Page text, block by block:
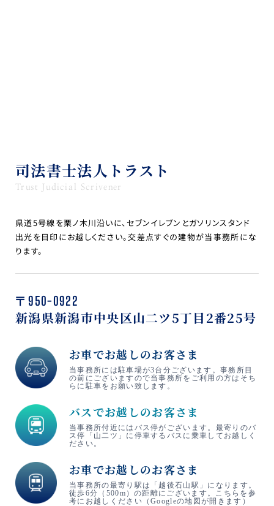
司法書士法人トラスト
Trust Judicial Scrivener
県道5号線を栗ノ木川沿いに、セブンイレブンとガソリンスタンド
出光を目印にお越しください。交差点すぐの建物が当事務所にな
ります。
〒950-0922
新潟県新潟市中央区山二ツ5丁目2番25号
お車でお越しのお客さま
当事務所には駐車場が3台分ございます。事務所目
の前にございますので当事務所をご利用の方はそち
らに駐車をお願い致します。
バスでお越しのお客さま
当事務所付近にはバス停がございます。最寄りのバ
ス停「山二ツ」に停車するバスに乗車してお越しく
ださい。
お車でお越しのお客さま
当事務所の最寄り駅は「越後石山駅」になります。
徒歩6分（500m）の距離にございます。こちらを参
考にお越しください（Googleの地図が開きます）